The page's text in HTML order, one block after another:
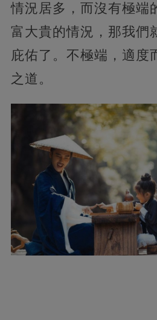
情況居多，而沒有極端
富大貴的情況，那我們
庇佑了。不極端，適度
之道。